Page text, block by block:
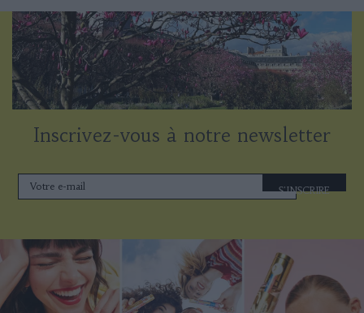
Inscrivez-vous à notre newsletter
S'INSCRIRE